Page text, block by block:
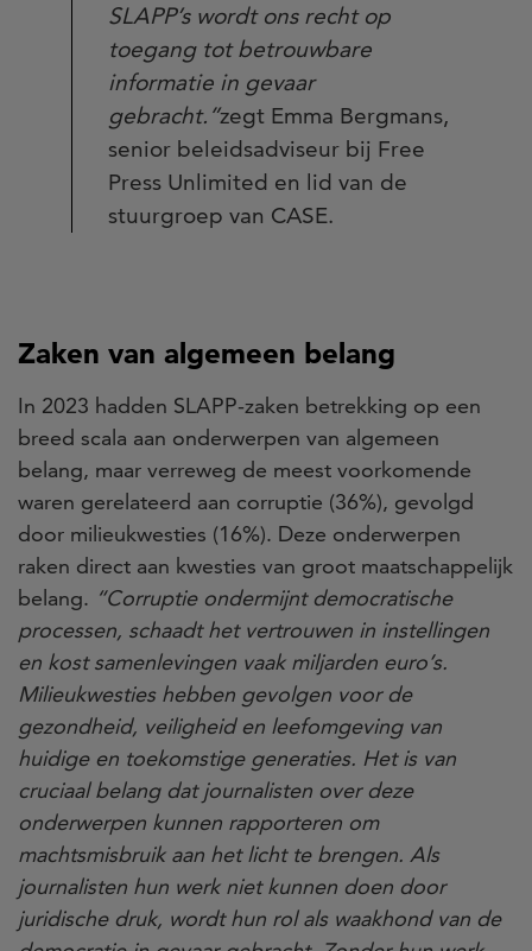
SLAPP’s wordt ons recht op
toegang tot betrouwbare
informatie in gevaar
gebracht.”zegt Emma Bergmans,
senior beleidsadviseur bij Free
Press Unlimited en lid van de
stuurgroep van CASE.
Zaken van algemeen belang
In 2023 hadden SLAPP-zaken betrekking op een
breed scala aan onderwerpen van algemeen
belang, maar verreweg de meest voorkomende
waren gerelateerd aan corruptie (36%), gevolgd
door milieukwesties (16%). Deze onderwerpen
raken direct aan kwesties van groot maatschappelijk
belang. “Corruptie ondermijnt democratische
processen, schaadt het vertrouwen in instellingen
en kost samenlevingen vaak miljarden euro’s.
Milieukwesties hebben gevolgen voor de
gezondheid, veiligheid en leefomgeving van
huidige en toekomstige generaties. Het is van
cruciaal belang dat journalisten over deze
onderwerpen kunnen rapporteren om
machtsmisbruik aan het licht te brengen. Als
journalisten hun werk niet kunnen doen door
juridische druk, wordt hun rol als waakhond van de